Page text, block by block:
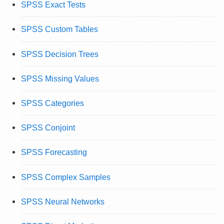
SPSS Exact Tests
SPSS Custom Tables
SPSS Decision Trees
SPSS Missing Values
SPSS Categories
SPSS Conjoint
SPSS Forecasting
SPSS Complex Samples
SPSS Neural Networks